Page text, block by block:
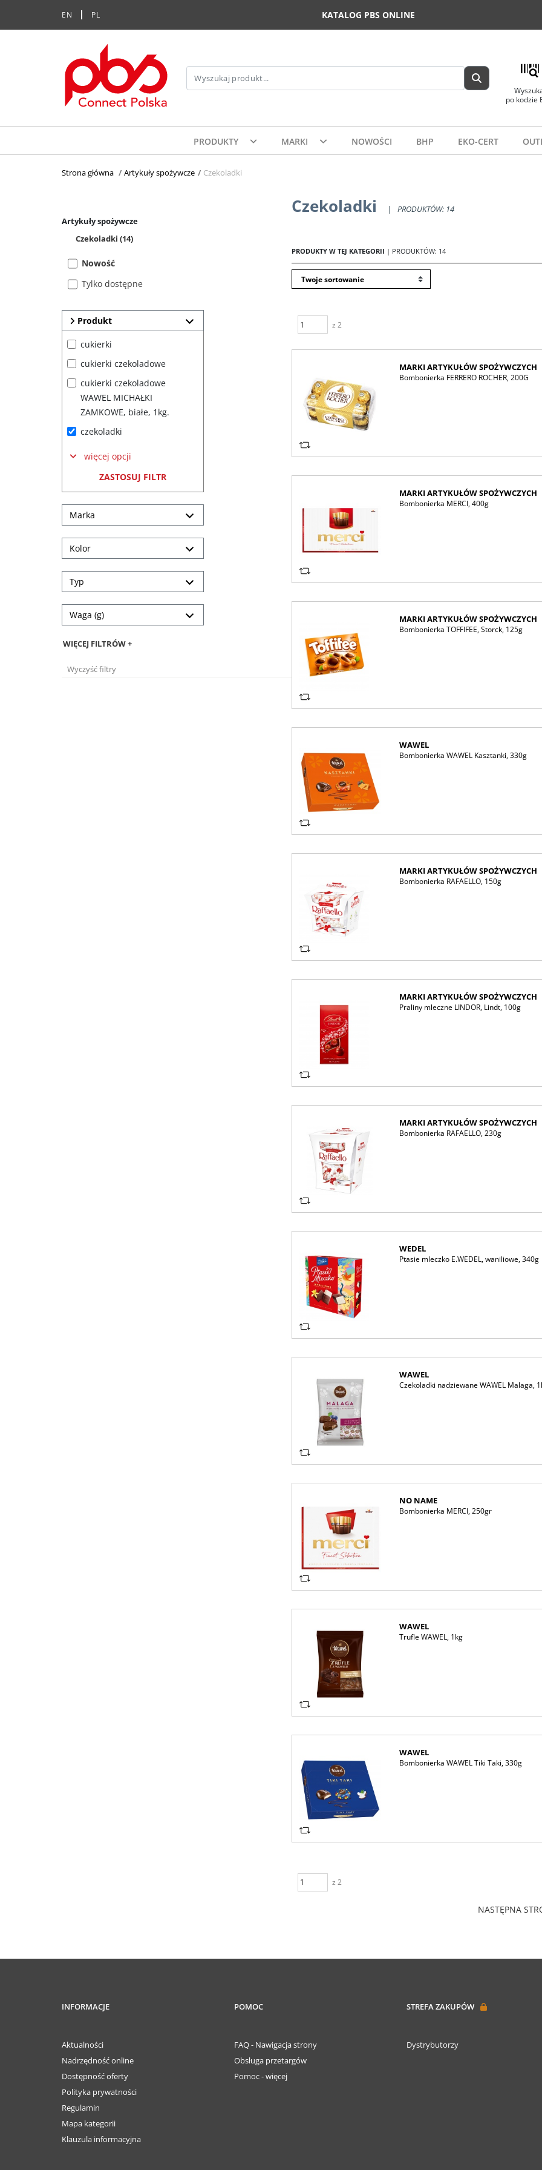
EN PL KATALOG PBS ONLINE
po kodzie
PRODUKTY MARKI NOWOŚCI BHP EKO-CERT
Strona główna> Artykuły spożywcze> Czekoladki
Artykuły spożywcze
Czekoladki (14)
Nowość
Tylko dostępne
Marka
Kolor
Produkt
cukierki
cukierki czekoladowe
cukierki czekoladowe
WAWEL MICHAŁKI
ZAMKOWE, białe, 1kg.
czekoladki
więcej opcji
ZASTOSUJ FILTR
Typ
Waga (g)
WIĘCEJ FILTRÓW +
Wyczyść filtry
Czekoladki | PRODUKTÓW: 14
PRODUKTY W TEJ KATEGORII | PRODUKTÓW: 14
z 2
MARKI ARTYKUŁÓW SPOŻYWCZYCH
Bombonierka FERRERO ROCHER, 200G
MARKI ARTYKUŁÓW SPOŻYWCZYCH
Bombonierka MERCI, 400g
MARKI ARTYKUŁÓW SPOŻYWCZYCH
Bombonierka TOFFIFEE, Storck, 125g
WAWEL
Bombonierka WAWEL Kasztanki, 330g
MARKI ARTYKUŁÓW SPOŻYWCZYCH
Bombonierka RAFAELLO, 150g
MARKI ARTYKUŁÓW SPOŻYWCZYCH
Praliny mleczne LINDOR, Lindt, 100g
MARKI ARTYKUŁÓW SPOŻYWCZYCH
Bombonierka RAFAELLO, 230g
WEDEL
Ptasie mleczko E.WEDEL, waniliowe, 340g
WAWEL
Czekoladki nadziewane WAWEL Malaga,
NO NAME
Bombonierka MERCI, 250gr
WAWEL
Trufle WAWEL, 1kg
WAWEL
Bombonierka WAWEL Tiki Taki, 330g
z 2
NASTĘPNA
INFORMACJE
Aktualności
Nadrzędność online
Dostępność oferty
Polityka prywatności
Regulamin
Mapa kategorii
Klauzula informacyjna
POMOC
FAQ - Nawigacja strony
Obsługa przetargów
Pomoc - więcej
STREFA ZAKUPÓW
Dystrybutorzy